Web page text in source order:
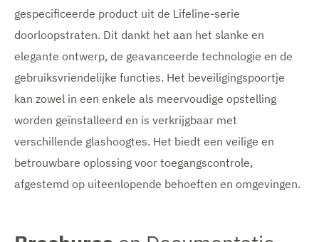
gespecificeerde product uit de Lifeline-serie
doorloopstraten. Dit dankt het aan het slanke en
elegante ontwerp, de geavanceerde technologie en de
gebruiksvriendelijke functies. Het beveiligingspoortje
kan zowel in een enkele als meervoudige opstelling
worden geïnstalleerd en is verkrijgbaar met
verschillende glashoogtes. Het biedt een veilige en
betrouwbare oplossing voor toegangscontrole,
afgestemd op uiteenlopende behoeften en omgevingen.